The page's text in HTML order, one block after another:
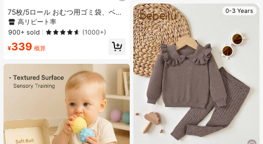
75枚/5ロール おむつ用ゴミ袋、ベビ
ーおむつ替え ハート柄ゴミ袋、持ち
運びに便利、車用ゴミ袋、屋外ベビ
ーカー、リビング、バスルーム、ベ
ビールームの掃除ゴミに適していま
す、ランダムカラー
高リピート率
900+ sold
(1000+)
¥339 概算
0-3 Years